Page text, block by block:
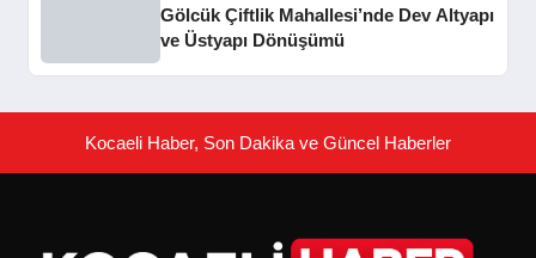
Gölcük Çiftlik Mahallesi’nde Dev Altyapı
ve Üstyapı Dönüşümü
Kocaeli Haber, Son Dakika ve Güncel Haberler